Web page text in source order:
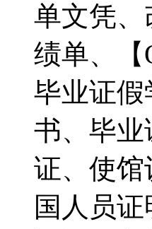
单文凭
绩单、【
毕业证
书、毕
证、使馆
国人员